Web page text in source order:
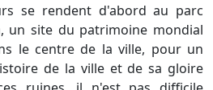
se rendent d'abord au parc
un site du patrimoine mondial
le centre de la ville, pour un
de la ville et de sa gloire